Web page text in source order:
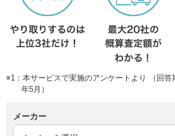
※1：本サービスで実施のアンケートより （回答
年5月）
メーカー